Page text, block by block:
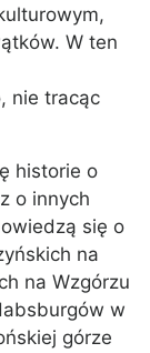
W ten
nie tracąc
historie o
o innych
się o
na
na Wzgórzu
w
górze